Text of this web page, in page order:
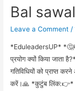
Bal
Leave a Comment /
*EduleadersUP*
प्रयोग क्यों किया जाता
गतिविधियों को प्राप्त
करें।🙏 *कुटुंब लिंक:👉*